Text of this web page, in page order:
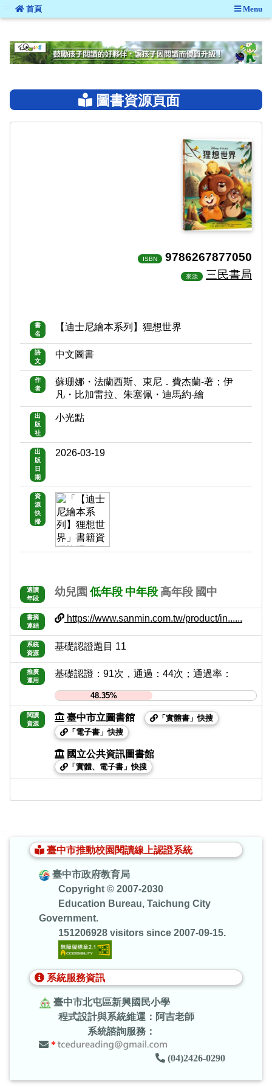
::: 首頁 Menu
圖書資源頁面
ISBN 9786267877050
來源 三民書局
書
名
【迪士尼繪本系列】狸想世界
語
文
中文圖書
作
者
蘇珊娜・法蘭西斯、東尼．費杰蘭-著；伊
凡・比加雷拉、朱塞佩・迪馬約-繪
出
版
社
小光點
出
版
日
期
2026-03-19
資
源
快
掃
適讀
年段
幼兒園 低年段 中年段 高年段 國中
書摘
連結
https://www.sanmin.com.tw/product/in......
系統
資源
基礎認證題目 11
推廣
運用
基礎認證：91次，通過：44次；通過率：
48.35%
閱讀
資源
臺中市立圖書館
「實體書」快搜
「電子書」快搜
國立公共資訊圖書館
「實體、電子書」快搜
臺中市推動校園閱讀線上認證系統
臺中市政府教育局
Copyright © 2007-2030
Education Bureau, Taichung City
Government.
151206928 visitors since 2007-09-15.
系統服務資訊
臺中市北屯區新興國民小學
程式設計與系統維運：阿吉老師
系統諮詢服務：
*
(04)2426-0290